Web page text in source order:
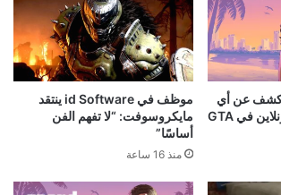
عن أي
شيء يتعلق بطور الأونلاين في GTA
موظف في id Software ينتقد
مايكروسوفت: “لا تفهم الفن
أساسًا”
منذ 16 ساعة